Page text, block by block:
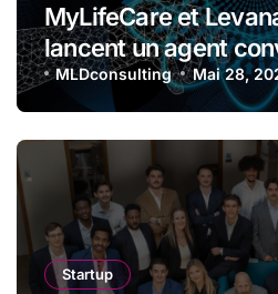
MyLifeCare et
lancent un agent
santé préventive
MLDconsulting Mai 28,
Startup